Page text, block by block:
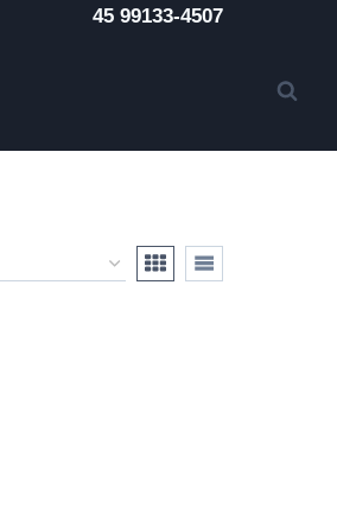
45 99133-4507